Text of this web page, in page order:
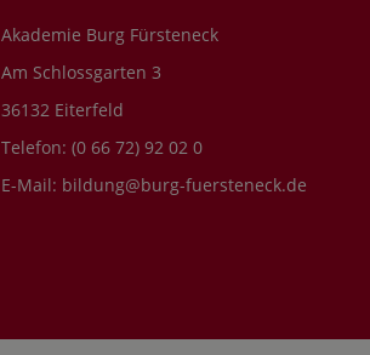
Akademie Burg Fürsteneck
Am Schlossgarten 3
36132 Eiterfeld
Telefon: (0 66 72) 92 02 0
E-Mail: bildung@burg-fuersteneck.de